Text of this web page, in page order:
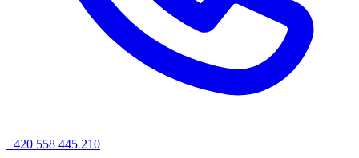
+420 558 445 210